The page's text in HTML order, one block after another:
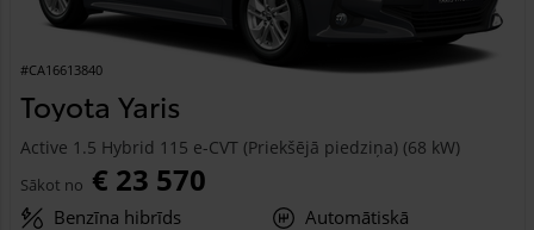
#CA16613840
Toyota Yaris
Active 1.5 Hybrid 115 e-CVT (Priekšējā piedziņa) (68 kW)
Sākot no € 23 570
Benzīna hibrīds
Automātiskā